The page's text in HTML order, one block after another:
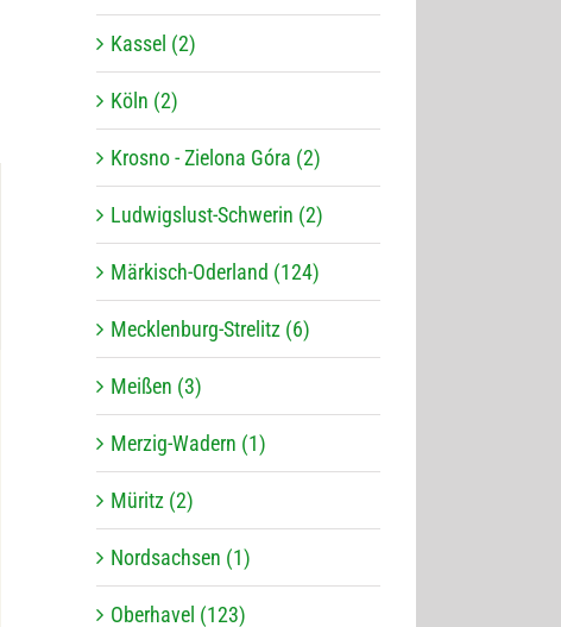
Kassel (2)
Köln (2)
Krosno - Zielona Góra (2)
Ludwigslust-Schwerin (2)
Märkisch-Oderland (124)
Mecklenburg-Strelitz (6)
Meißen (3)
Merzig-Wadern (1)
Müritz (2)
Nordsachsen (1)
Oberhavel (123)